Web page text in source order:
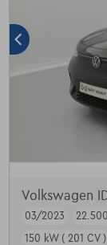
Volkswagen
03/2023
150 kW ( 201 CV )